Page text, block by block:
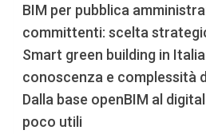
BIM per pubblica
committenti: scelta
Smart green building in
conoscenza e complessità
Dalla base openBIM al
poco utili